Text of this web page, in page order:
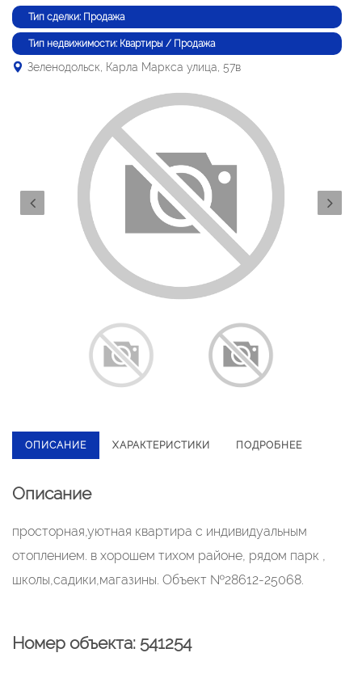
Тип сделки: Продажа
Тип недвижимости: Квартиры / Продажа
Зеленодольск, Карла Маркса улица, 57в
ОПИСАНИЕ ХАРАКТЕРИСТИКИ ПОДРОБНЕЕ
Описание
просторная,уютная квартира с индивидуальным
отоплением. в хорошем тихом районе, рядом парк ,
школы,садики,магазины. Объект №28612-25068.
Номер объекта: 541254